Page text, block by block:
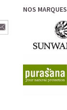
NOS MARQUES